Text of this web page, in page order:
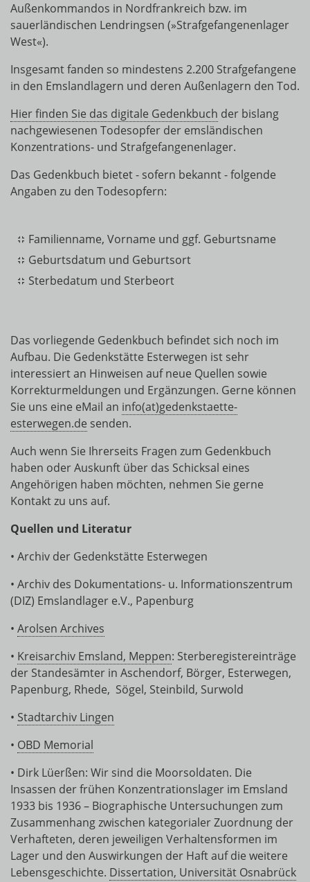
Außenkommandos in Nordfrankreich bzw. im
sauerländischen Lendringsen (»Strafgefangenenlager
West«).
Insgesamt fanden so mindestens 2.200 Strafgefangene
in den Emslandlagern und deren Außenlagern den Tod.
Hier finden Sie das digitale Gedenkbuch der bislang
nachgewiesenen Todesopfer der emsländischen
Konzentrations- und Strafgefangenenlager.
Das Gedenkbuch bietet - sofern bekannt - folgende
Angaben zu den Todesopfern:
Familienname, Vorname und ggf. Geburtsname
Geburtsdatum und Geburtsort
Sterbedatum und Sterbeort
Das vorliegende Gedenkbuch befindet sich noch im
Aufbau. Die Gedenkstätte Esterwegen ist sehr
interessiert an Hinweisen auf neue Quellen sowie
Korrekturmeldungen und Ergänzungen. Gerne können
Sie uns eine eMail an info(at)gedenkstaette-
esterwegen.de senden.
Auch wenn Sie Ihrerseits Fragen zum Gedenkbuch
haben oder Auskunft über das Schicksal eines
Angehörigen haben möchten, nehmen Sie gerne
Kontakt zu uns auf.
Quellen und Literatur
• Archiv der Gedenkstätte Esterwegen
• Archiv des Dokumentations- u. Informationszentrum
(DIZ) Emslandlager e.V., Papenburg
• Arolsen Archives
• Kreisarchiv Emsland, Meppen: Sterberegistereinträge
der Standesämter in Aschendorf, Börger, Esterwegen,
Papenburg, Rhede, Sögel, Steinbild, Surwold
• Stadtarchiv Lingen
• OBD Memorial
• Dirk Lüerßen: Wir sind die Moorsoldaten. Die
Insassen der frühen Konzentrationslager im Emsland
1933 bis 1936 – Biographische Untersuchungen zum
Zusammenhang zwischen kategorialer Zuordnung der
Verhafteten, deren jeweiligen Verhaltensformen im
Lager und den Auswirkungen der Haft auf die weitere
Lebensgeschichte. Dissertation, Universität Osnabrück